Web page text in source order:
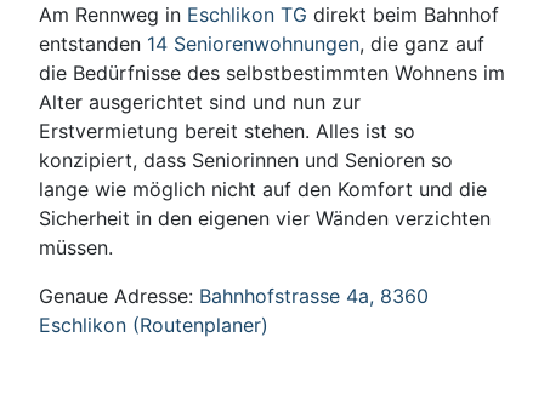
Am Rennweg in Eschlikon TG direkt beim Bahnhof
entstanden 14 Seniorenwohnungen, die ganz auf
die Bedürfnisse des selbstbestimmten Wohnens im
Alter ausgerichtet sind und nun zur
Erstvermietung bereit stehen. Alles ist so
konzipiert, dass Seniorinnen und Senioren so
lange wie möglich nicht auf den Komfort und die
Sicherheit in den eigenen vier Wänden verzichten
müssen.
Genaue Adresse: Bahnhofstrasse 4a, 8360
Eschlikon (Routenplaner)